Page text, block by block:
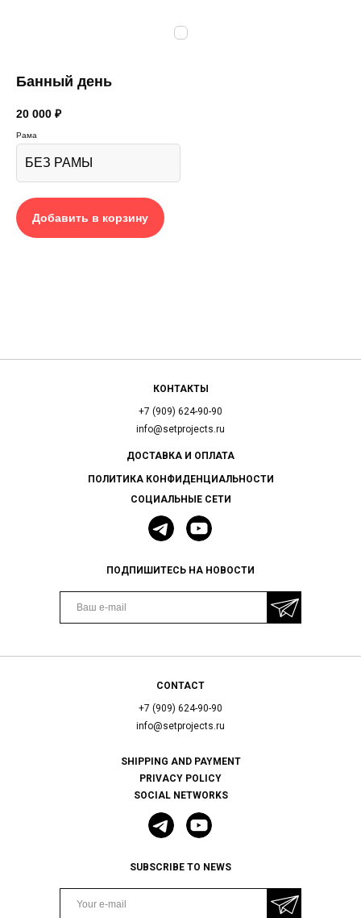
Банный день
20 000 ₽
Рама
Добавить в корзину
КОНТАКТЫ
+7 (909) 624-90-90
info@setprojects.ru
СОЦИАЛЬНЫЕ СЕТИ
ПОДПИШИТЕСЬ НА НОВОСТИ
ДОСТАВКА И ОПЛАТА
ПОЛИТИКА КОНФИДЕНЦИАЛЬНОСТИ
CONTACT
+7 (909) 624-90-90
info@setprojects.ru
SOCIAL NETWORKS
SUBSCRIBE TO NEWS
SHIPPING AND PAYMENT
PRIVACY POLICY